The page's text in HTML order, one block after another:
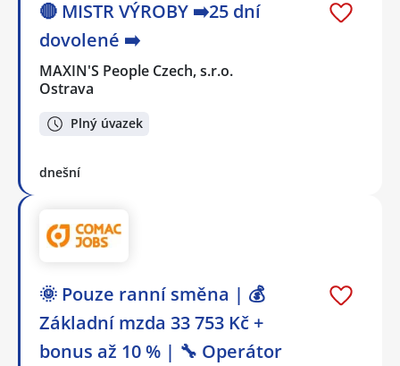
🔴 MISTR VÝROBY ➡️25 dní
dovolené ➡️
MAXIN'S People Czech, s.r.o.
Ostrava
Plný úvazek
dnešní
🌞 Pouze ranní směna | 💰
Základní mzda 33 753 Kč +
bonus až 10 % | 🔧 Operátor